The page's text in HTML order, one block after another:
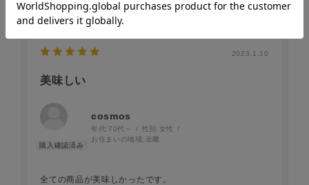
2023.1.10
美味しい
cosmos
年代: 70代～ 性別:女性
お住まいの地域: 近畿
全ての商品が美味しかったです。